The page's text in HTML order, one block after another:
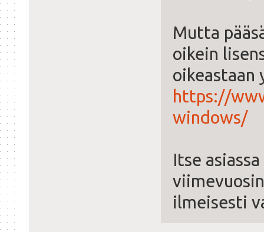
Mutta
oikein
oikeastaan
https://
windows/
Itse
ilmeisesti